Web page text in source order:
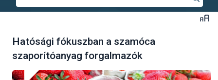
Hatósági fókuszban a szamóca
szaporítóanyag forgalmazók